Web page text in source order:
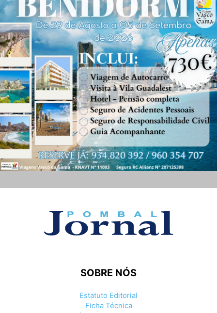
SOBRE NÓS
Estatuto Editorial
Ficha Técnica